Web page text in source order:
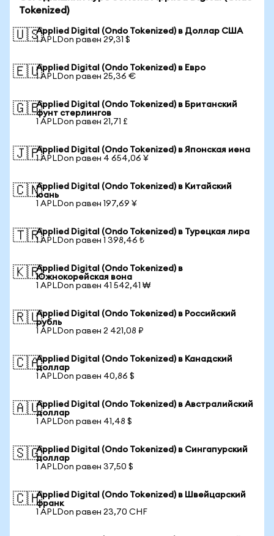
Tokenized)
🇺🇸Applied Digital (Ondo Tokenized) в Доллар США
1 APLDon равен 29,31 $
🇪🇺Applied Digital (Ondo Tokenized) в Евро
1 APLDon равен 25,36 €
🇬🇧Applied Digital (Ondo Tokenized) в Британский
фунт стерлингов
1 APLDon равен 21,71 £
🇯🇵Applied Digital (Ondo Tokenized) в Японская иена
1 APLDon равен 4 654,06 ¥
🇨🇳Applied Digital (Ondo Tokenized) в Китайский
юань
1 APLDon равен 197,69 ¥
🇹🇷Applied Digital (Ondo Tokenized) в Турецкая лира
1 APLDon равен 1 398,46 ₺
🇰🇷Applied Digital (Ondo Tokenized) в
Южнокорейская вона
1 APLDon равен 41 542,41 ₩
🇷🇺Applied Digital (Ondo Tokenized) в Российский
рубль
1 APLDon равен 2 421,08 ₽
🇨🇦Applied Digital (Ondo Tokenized) в Канадский
доллар
1 APLDon равен 40,86 $
🇦🇺Applied Digital (Ondo Tokenized) в Австралийский
доллар
1 APLDon равен 41,48 $
🇸🇬Applied Digital (Ondo Tokenized) в Сингапурский
доллар
1 APLDon равен 37,50 $
🇨🇭Applied Digital (Ondo Tokenized) в Швейцарский
франк
1 APLDon равен 23,70 CHF